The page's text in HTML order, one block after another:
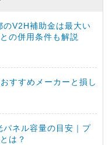
のV2H補助金は最大い
の併用条件も解説
すすめメーカーと損し
パネル容量の目安｜プ
は？